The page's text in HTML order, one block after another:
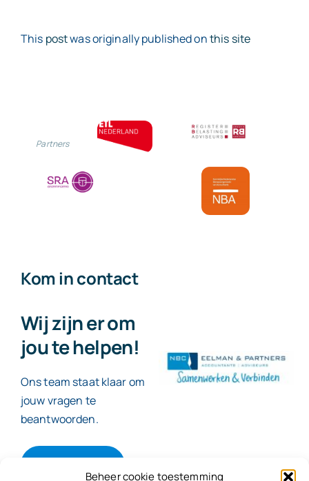
Beheer cookie toestemming
This postwas originally published onthis site
Partners
Kom in contact
Wij zijn er om
jou te helpen!
Ons team staat klaar om
jouw vragen te
beantwoorden.